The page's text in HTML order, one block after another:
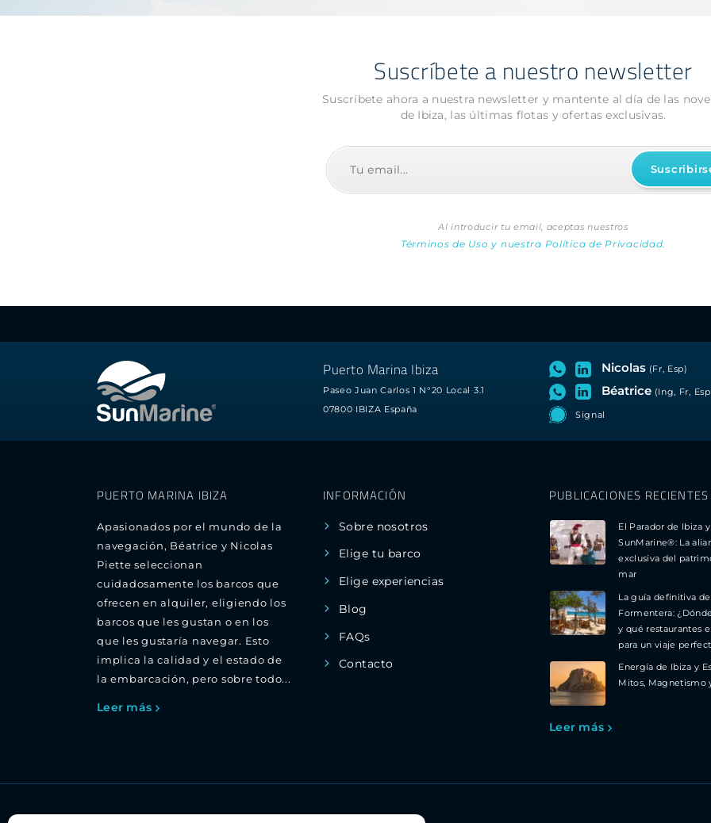
Suscríbete a nuestro newsletter
Suscríbete ahora a nuestra newsletter y mantente al día de las
de Ibiza, las últimas flotas y ofertas exclusivas.
Al introducir tu email, aceptas nuestros
Términos de Uso y nuestra Política de Privacidad.
Puerto Marina Ibiza
Paseo Juan Carlos 1 N°20 Local 3.1
07800 IBIZA España
Nicolas (Fr, Esp)
Béatrice (Ing, Fr,
Signal
PUERTO MARINA IBIZA
Apasionados por el mundo de la
navegación, Béatrice y Nicolas
Piette seleccionan
cuidadosamente los barcos que
ofrecen en alquiler, eligiendo los
barcos que les gustan o en los
que les gustaría navegar. Esto
implica la calidad y el estado de
la embarcación, pero sobre todo...
Leer más
INFORMACIÓN
Sobre nosotros
Elige tu barco
Elige experiencias
Blog
FAQs
Contacto
PUBLICACIONES RECIENTES
El Parador de Ibiza y
SunMarine®: La
exclusiva del
mar
La guía definitiva
Formentera:
y qué restaurantes
para un viaje
Energía de Ibiza y
Mitos, Magnetismo
Leer más